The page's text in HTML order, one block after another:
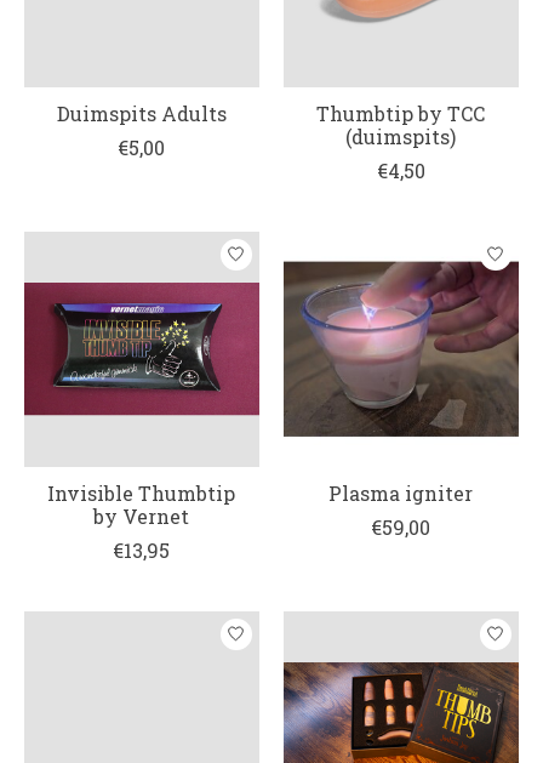
Duimspits Adults
€5,00
Thumbtip by TCC
(duimspits)
€4,50
Invisible Thumbtip
by Vernet
€13,95
Plasma igniter
€59,00